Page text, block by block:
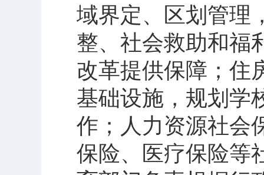
域界定、区划管理
整、社会救助和福
改革提供保障；住
基础设施，规划学
作；人力资源社会
保险、医疗保险等